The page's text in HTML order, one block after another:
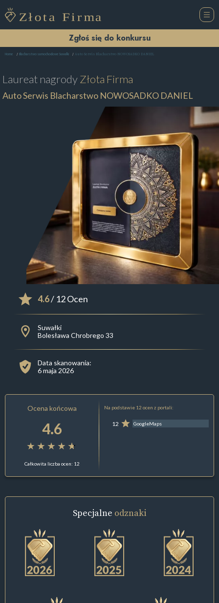
Zgłoś się do konkursu
Home Blacharstwo samochodowe Suwałki Auto Serwis Blacharstwo NOWOSADKO DANIEL
Laureat nagrodyZłota Firma
Auto Serwis Blacharstwo NOWOSADKO DANIEL
4.6/ 12 Ocen
Suwałki
Bolesława Chrobrego 33
Data skanowania:
6 maja 2026
Ocena końcowa
4.6
Całkowita liczba ocen: 12
Na podstawie 12 ocen z portali:
12 GoogleMaps
Specjalne odznaki